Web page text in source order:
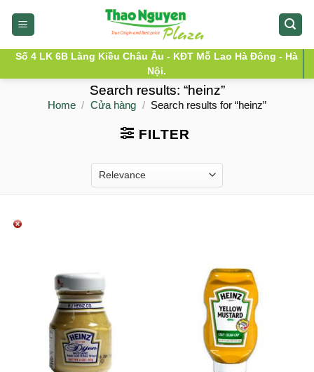
Số 4 LK 6B Làng Kiều Châu Âu - KĐT Mỗ Lao Hà Đông - Hà
Nội.
Search results: “heinz”
Home / Cửa hàng / Search results for “heinz”
FILTER